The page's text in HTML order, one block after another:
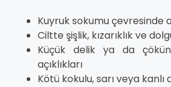
Kuyruk sokumu çevresinde
Ciltte şişlik, kızarıklık ve
Küçük delik ya da
açıklıkları
Kötü kokulu, sarı veya kanlı